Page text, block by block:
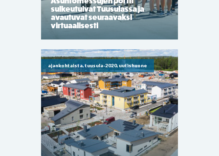
sulkeutuivat Tuusulassa ja
avautuvat seuraavaksi
virtuaalisesti
ajankohtaista, tuusula-2020, uutishuone